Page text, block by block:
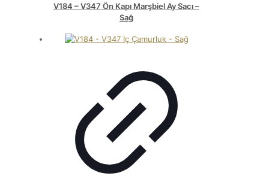
V184 – V347 Ön Kapı Marşbiel Ay Sacı –
Sağ